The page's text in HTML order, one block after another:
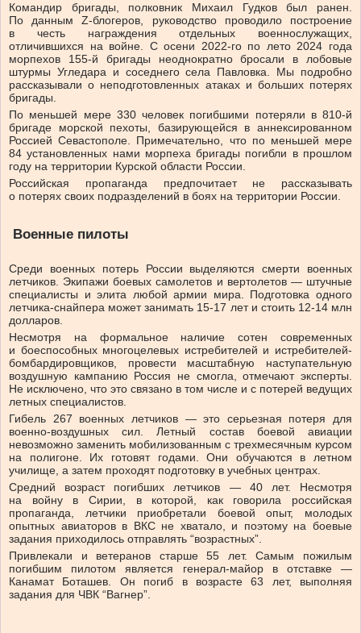
Командир бригады, полковник Михаил Гудков был ранен.
По данным Z-блогеров, руководство проводило построение
в честь награждения отдельных военнослужащих,
отличившихся на войне. С осени 2022-го по лето 2024 года
морпехов 155-й бригады неоднократно бросали в лобовые
штурмы Угледара и соседнего села Павловка. Мы подробно
рассказывали о неподготовленных атаках и больших потерях
бригады.
По меньшей мере 330 человек погибшими потеряли в 810-й
бригаде морской пехоты, базирующейся в аннексированном
Россией Севастополе. Примечательно, что по меньшей мере
84 установленных нами морпеха бригады погибли в прошлом
году на территории Курской области России.
Российская пропаганда предпочитает не рассказывать
о потерях своих подразделений в боях на территории России.
Военные пилоты
Среди военных потерь России выделяются смерти военных
летчиков. Экипажи боевых самолетов и вертолетов — штучные
специалисты и элита любой армии мира. Подготовка одного
летчика-снайпера может занимать 15-17 лет и стоить 12-14 млн
долларов.
Несмотря на формальное наличие сотен современных
и боеспособных многоцелевых истребителей и истребителей-
бомбардировщиков, провести масштабную наступательную
воздушную кампанию Россия не смогла, отмечают эксперты.
Не исключено, что это связано в том числе и с потерей ведущих
летных специалистов.
Гибель 267 военных летчиков — это серьезная потеря для
военно-воздушных сил. Летный состав боевой авиации
невозможно заменить мобилизованным с трехмесячным курсом
на полигоне. Их готовят годами. Они обучаются в летном
училище, а затем проходят подготовку в учебных центрах.
Средний возраст погибших летчиков — 40 лет. Несмотря
на войну в Сирии, в которой, как говорила российская
пропаганда, летчики приобретали боевой опыт, молодых
опытных авиаторов в ВКС не хватало, и поэтому на боевые
задания приходилось отправлять “возрастных”.
Привлекали и ветеранов старше 55 лет. Самым пожилым
погибшим пилотом является генерал-майор в отставке —
Канамат Боташев. Он погиб в возрасте 63 лет, выполняя
задания для ЧВК “Вагнер”.